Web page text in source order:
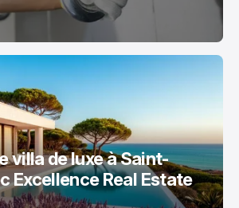
villa de luxe à Saint-
Excellence Real Estate